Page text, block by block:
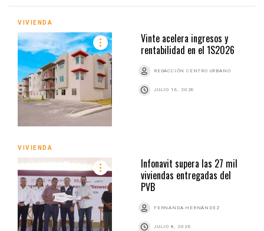
VIVIENDA
Vinte acelera ingresos y
rentabilidad en el 1S2026
REDACCIÓN CENTRO URBANO
JULIO 16, 2026
VIVIENDA
Infonavit supera las 27 mil
viviendas entregadas del
PVB
FERNANDA HERNÁNDEZ
JULIO 8, 2026